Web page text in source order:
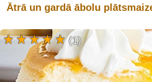
Ātrā un gardā ābolu
(1)